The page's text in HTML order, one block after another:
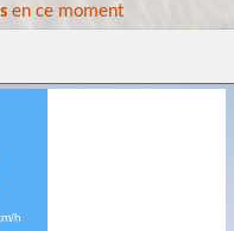
en ce moment